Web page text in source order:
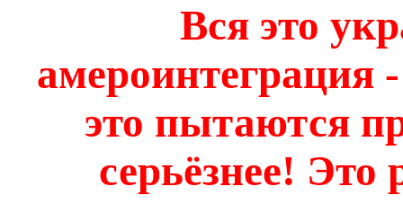
Вся это
амероинтеграция
это пытаются
серьёзнее! Это